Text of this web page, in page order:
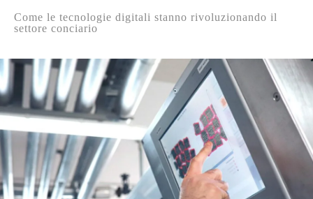
Come le tecnologie digitali stanno rivoluzionando il
settore conciario